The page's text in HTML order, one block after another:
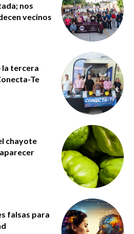
nos
vecinos
la tercera
Te
chayote
falsas para